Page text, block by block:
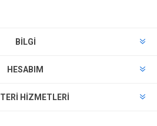
BILGI
HESABIM
HIZMETLERI